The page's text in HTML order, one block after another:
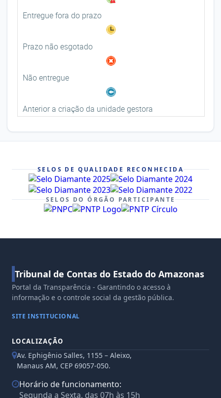
Entregue fora do prazo
Prazo não esgotado
Não entregue
Anterior a criação da unidade gestora
SELOS DE QUALIDADE RECONHECIDA
SELOS DO ÓRGÃO PARTICIPANTE
Tribunal de Contas do Estado do Amazonas
Portal da Transparência - Garantindo o acesso à
informação e o controle social da gestão pública.
SITE INSTITUCIONAL
LOCALIZAÇÃO
Av. Ephigênio Salles, 1155 – Aleixo,
Manaus AM, CEP 69057-050.
Horário de funcionamento:
Segunda a Sexta, das 07h às 15h